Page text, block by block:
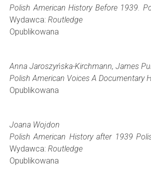
Polish American History Before 1939.
Wydawca: Routledge
Opublikowana
Anna Jaroszyńska-Kirchmann, James
Polish American Voices A Documentary
Opublikowana
Joana Wojdon
Polish American History after 1939
Wydawca: Routledge
Opublikowana